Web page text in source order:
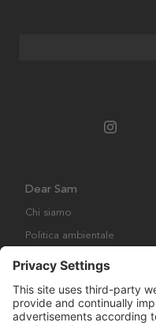
Dear Sam
Chi siamo
Politica ambientale
Collaborazione